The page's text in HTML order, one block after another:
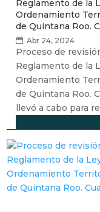
Reglamento de la
Ordenamiento
de Quintana Roo.
Abr 24, 2024
Proceso de
Reglamento de la
Ordenamiento
de Quintana Roo.
llevó a cabo para